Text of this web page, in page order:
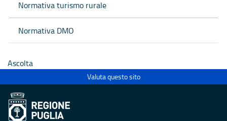
Normativa turismo rurale
Normativa DMO
Ascolta
Valuta questo sito